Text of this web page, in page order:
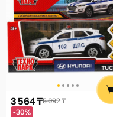
3 564 ₸5 092 ₸
-30%